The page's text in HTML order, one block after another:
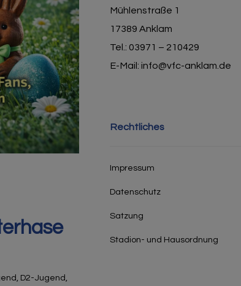
D2-Jugend
Mühlenstraße 1
17389 Anklam
Tel.: 03971 – 210429
E-Mail: info@vfc-anklam.de
Rechtliches
Impressum
Datenschutz
Satzung
Stadion- und Hausordnung